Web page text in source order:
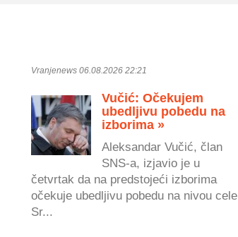
Vranjenews 06.08.2026 22:21
Vučić: Očekujem
ubedljivu pobedu na
izborima »
Aleksandar Vučić, član
SNS-a, izjavio je u
četvrtak da na predstojeći izborima
očekuje ubedljivu pobedu na nivou cele
Sr...